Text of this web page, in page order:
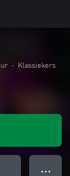
•
Klassiekers
● ● ●